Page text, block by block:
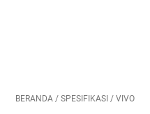
BERANDA / SPESIFIKASI / VIVO